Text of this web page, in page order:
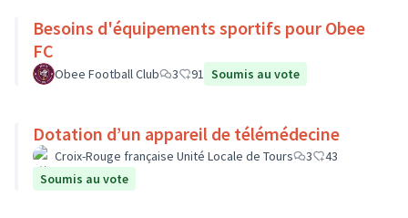
Besoins d'équipements sportifs pour Obee
FC
Obee Football Club 3 91 Soumis au vote
Dotation d’un appareil de télémédecine
Croix-Rouge française Unité Locale de Tours 3
43
Soumis au vote